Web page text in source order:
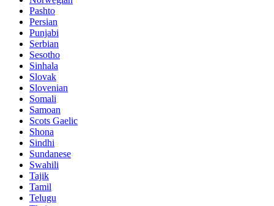
Pashto
Persian
Punjabi
Serbian
Sesotho
Sinhala
Slovak
Slovenian
Somali
Samoan
Scots Gaelic
Shona
Sindhi
Sundanese
Swahili
Tajik
Tamil
Telugu